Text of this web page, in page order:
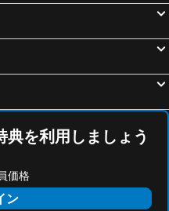
典を利用しましょう
価格
ン